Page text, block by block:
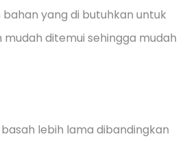
yang di butuhkan untuk
ditemui sehingga mudah
lebih lama dibandingkan